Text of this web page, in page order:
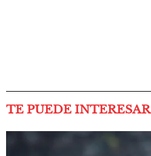
TE PUEDE INTERESAR